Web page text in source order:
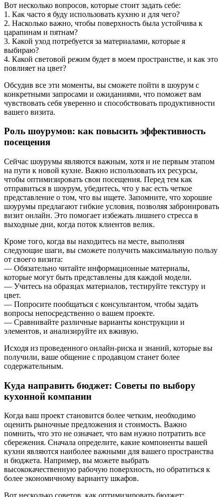
Вот несколько вопросов, которые стоит задать себе:
1. Как часто я буду использовать кухню и для чего?
2. Насколько важно, чтобы поверхность была устойчива к
царапинам и пятнам?
3. Какой уход потребуется за материалами, которые я
выбираю?
4. Какой световой режим будет в моем пространстве, и как это
повлияет на цвет?
Обсудив все эти моменты, вы сможете пойти в шоурум с
конкретными запросами и ожиданиями, что поможет вам
чувствовать себя уверенно и способствовать продуктивности
вашего визита.
Роль шоурумов: как повысить эффективность
посещения
Сейчас шоурумы являются важным, хотя и не первым этапом
на пути к новой кухне. Важно использовать их ресурсы,
чтобы оптимизировать свои посещения. Перед тем как
отправиться в шоурум, убедитесь, что у вас есть четкое
представление о том, что вы ищете. Запомните, что хорошие
шоурумы предлагают гибкие условия, позволяя забронировать
визит онлайн. Это помогает избежать лишнего стресса в
выходные дни, когда поток клиентов велик.
Кроме того, когда вы находитесь на месте, выполняя
следующие шаги, вы сможете получить максимальную пользу
от своего визита:
— Обязательно читайте информационные материалы,
которые могут быть представлены для каждой модели.
— Учитесь на образцах материалов, тестируйте текстуру и
цвет.
— Попросите пообщаться с консультантом, чтобы задать
вопросы непосредственно о вашем проекте.
— Сравнивайте различные варианты конструкции и
элементов, и анализируйте их вживую.
Исходя из проведенного онлайн-риска и знаний, которые вы
получили, ваше общение с продавцом станет более
содержательным.
Куда направить бюджет: Советы по выбору
кухонной компании
Когда ваш проект становится более четким, необходимо
оценить рыночные предложения и стоимость. Важно
помнить, что это не означает, что вам нужно потратить все
сбережения. Сначала определите, какие компоненты вашей
кухни являются наиболее важными для вашего пространства
и бюджета. Например, вы можете выбрать
высококачественную рабочую поверхность, но обратиться к
более экономичному варианту шкафов.